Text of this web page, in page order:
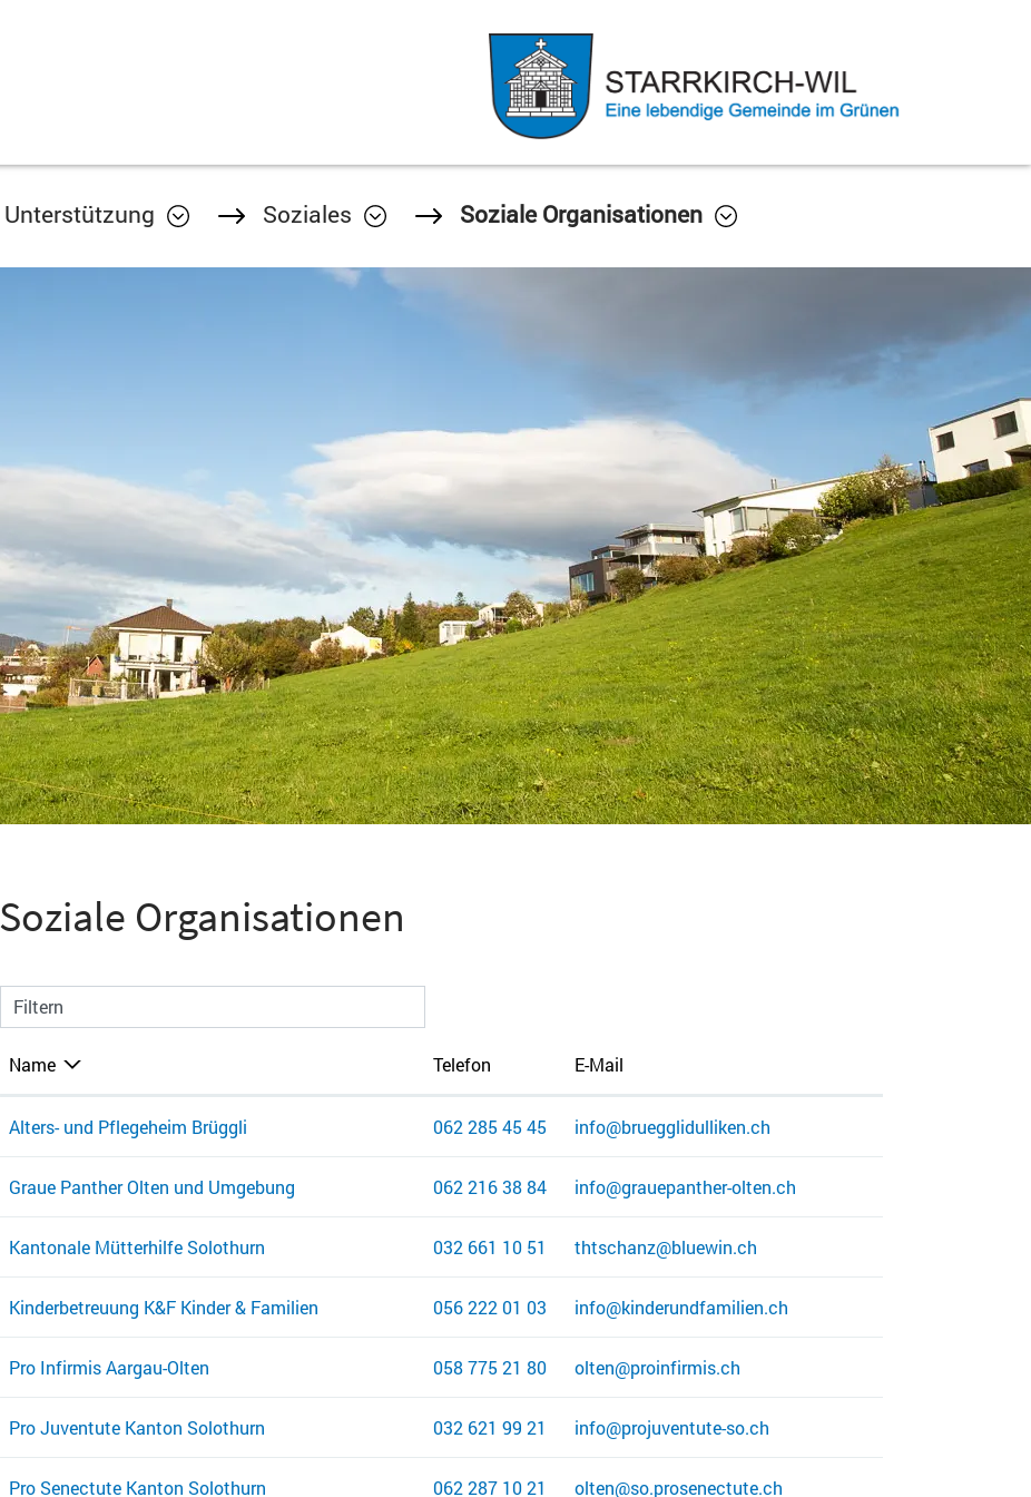
Unterstützung Soziales Soziale Organisationen
Soziale Organisationen
Filtern
Name Telefon E-Mail
Alters- und Pflegeheim Brüggli 062 285 45 45 info@bruegglidulliken.ch
Graue Panther Olten und Umgebung 062 216 38 84 info@grauepanther-olten.ch
Kantonale Mütterhilfe Solothurn 032 661 10 51 thtschanz@bluewin.ch
Kinderbetreuung K&F Kinder & Familien 056 222 01 03 info@kinderundfamilien.ch
Pro Infirmis Aargau-Olten 058 775 21 80 olten@proinfirmis.ch
Pro Juventute Kanton Solothurn 032 621 99 21 info@projuventute-so.ch
Pro Senectute Kanton Solothurn 062 287 10 21 olten@so.prosenectute.ch